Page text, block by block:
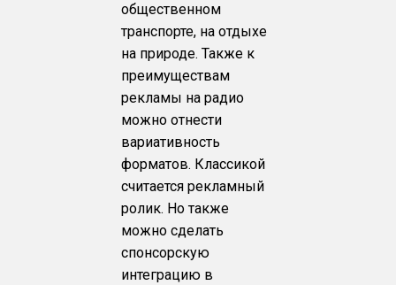
общественном
транспорте, на отдыхе
на природе. Также к
преимуществам
рекламы на радио
можно отнести
вариативность
форматов. Классикой
считается рекламный
ролик. Но также
можно сделать
спонсорскую
интеграцию в